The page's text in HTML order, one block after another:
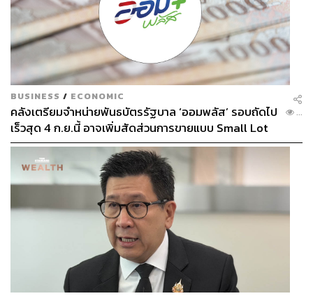
BUSINESS / ECONOMIC
คลังเตรียมจำหน่ายพันธบัตรรัฐบาล ‘ออมพลัส’ รอบถัดไป
เร็วสุด 4 ก.ย.นี้ อาจเพิ่มสัดส่วนการขายแบบ Small Lot
First มากขึ้น
...